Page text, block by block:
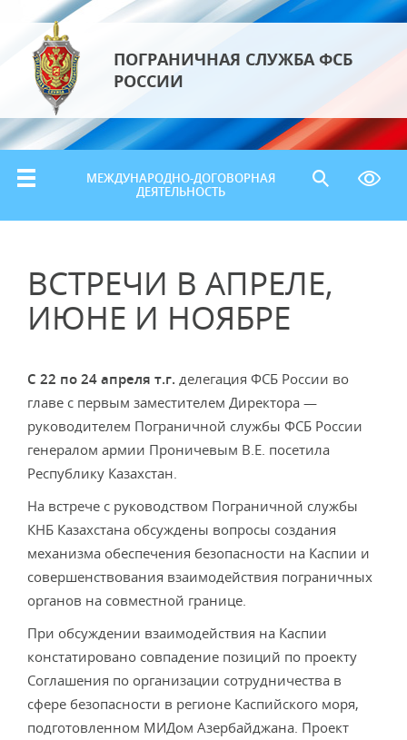
ПОГРАНИЧНАЯ СЛУЖБА ФСБ
РОССИИ
МЕЖДУНАРОДНО-ДОГОВОРНАЯ
ДЕЯТЕЛЬНОСТЬ
ВСТРЕЧИ В АПРЕЛЕ,
ИЮНЕ И НОЯБРЕ
С 22 по 24 апреля т.г. делегация ФСБ России во
главе с первым заместителем Директора —
руководителем Пограничной службы ФСБ России
генералом армии Проничевым В.Е. посетила
Республику Казахстан.
На встрече с руководством Пограничной службы
КНБ Казахстана обсуждены вопросы создания
механизма обеспечения безопасности на Каспии и
совершенствования взаимодействия пограничных
органов на совместной границе.
При обсуждении взаимодействия на Каспии
констатировано совпадение позиций по проекту
Соглашения по организации сотрудничества в
сфере безопасности в регионе Каспийского моря,
подготовленном МИДом Азербайджана. Проект